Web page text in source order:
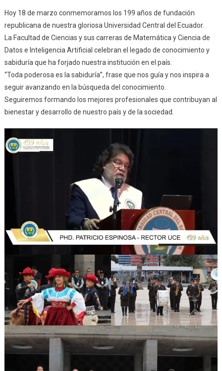
Hoy 18 de marzo conmemoramos los 199 años de fundación
republicana de nuestra gloriosa Universidad Central del Ecuador.
La Facultad de Ciencias y sus carreras de Matemática y Ciencia de
Datos e Inteligencia Artificial celebran el legado de conocimiento y
sabiduría que ha forjado nuestra institución en el país.
“Toda poderosa es la sabiduría”, frase que nos guía y nos inspira a
seguir avanzando en la búsqueda del conocimiento.
Seguiremos formando los mejores profesionales que contribuyan al
bienestar y desarrollo de nuestro país y de la sociedad.